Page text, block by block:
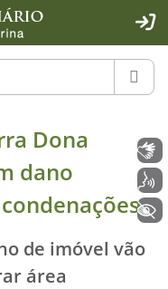
- Rybená
Dona
dano
de imóvel vão
área
Libras
+ Acessibilidade